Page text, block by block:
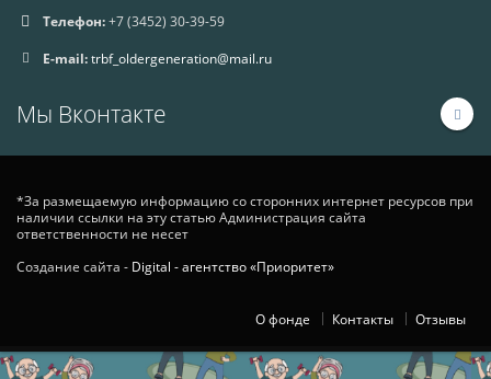
Телефон:+7 (3452) 30-39-59
E-mail:trbf_oldergeneration@mail.ru
Мы Вконтакте
*За размещаемую информацию со сторонних интернет ресурсов при
наличии ссылки на эту статью Администрация сайта
ответственности не несет
Создание сайта - Digital - агентство «Приоритет»
О фонде Контакты Отзывы